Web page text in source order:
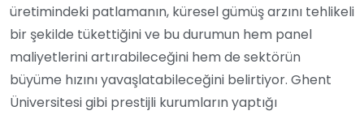
üretimindeki patlamanın, küresel gümüş arzını tehlikeli
bir şekilde tükettiğini ve bu durumun hem panel
maliyetlerini artırabileceğini hem de sektörün
büyüme hızını yavaşlatabileceğini belirtiyor. Ghent
Üniversitesi gibi prestijli kurumların yaptığı